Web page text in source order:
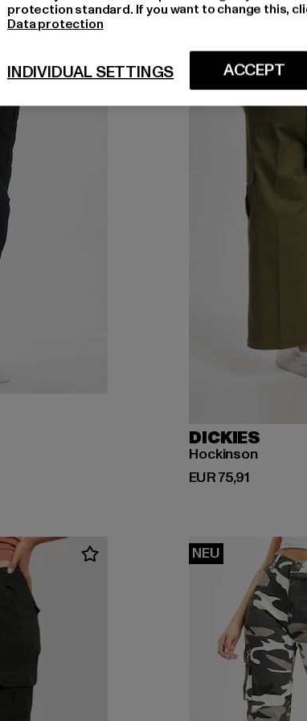
EUR 49,99 DICKIES
Hockinson
EUR 75,91
Derzeitiger Preis:
NEU
protection standard. If you want to change this,
Data protection
ACCEPT
INDIVIDUAL SETTINGS